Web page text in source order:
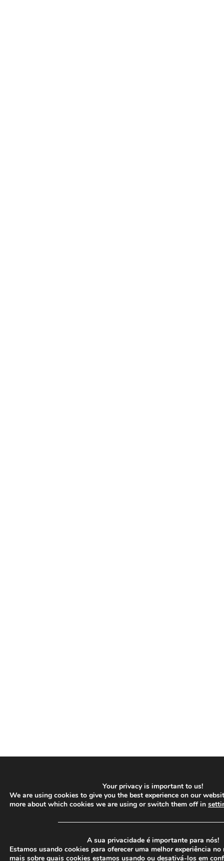
Your privacy is important to us!
We are using cookies to give you the best experience on our
more about which cookies we are using or switch them off in
A sua privacidade é importante para nós!
Estamos usando cookies para oferecer uma melhor experiência no
mais sobre quais cookies estamos usando ou desativá-los em